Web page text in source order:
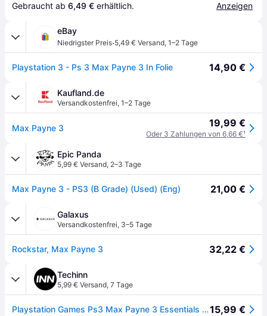
Gebraucht ab 6,49 € erhältlich. Anzeigen
eBay
Niedrigster Preis·5,49 € Versand, 1–2 Tage
Playstation 3 - Ps 3 Max Payne 3 In Folie 14,90 €
Kaufland.de
Versandkostenfrei, 1–2 Tage
Max Payne 3 19,99 €
Oder 3 Zahlungen von 6,66 €¹
Epic Panda
5,99 € Versand, 2–3 Tage
Max Payne 3 - PS3 (B Grade) (Used) (Eng) 21,00 €
Galaxus
Versandkostenfrei, 3–5 Tage
Rockstar, Max Payne 3 32,22 €
Techinn
5,99 € Versand, 7 Tage
Playstation Games Ps3 Max Payne 3 Essentials Durchsichtig PAL15,99 €